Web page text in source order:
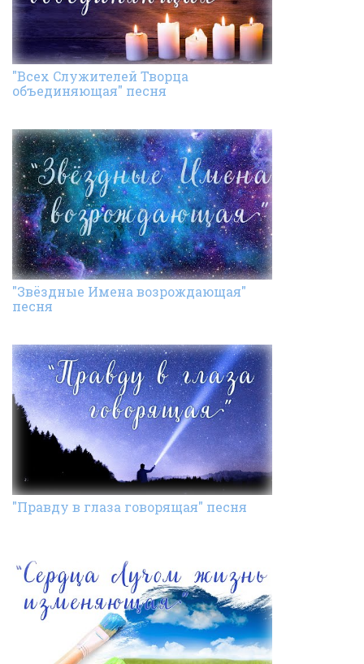
"Всех Cлужителей Творца
объединяющая" песня
"Звёздные Имена возрождающая"
песня
"Правду в глаза говорящая" песня